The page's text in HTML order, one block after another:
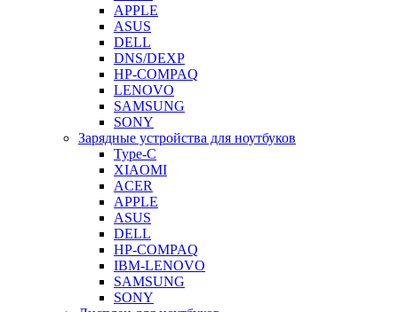
APPLE
ASUS
DELL
DNS/DEXP
HP-COMPAQ
LENOVO
SAMSUNG
SONY
Зарядные устройства для ноутбуков
Type-C
XIAOMI
ACER
APPLE
ASUS
DELL
HP-COMPAQ
IBM-LENOVO
SAMSUNG
SONY